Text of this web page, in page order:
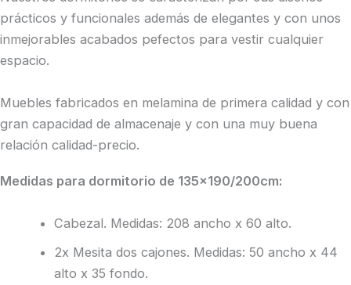
prácticos y funcionales además de elegantes y con unos
inmejorables acabados pefectos para vestir cualquier
espacio.
Muebles fabricados en melamina de primera calidad y con
gran capacidad de almacenaje y con una muy buena
relación calidad-precio.
Medidas para dormitorio de 135×190/200cm:
Cabezal. Medidas: 208 ancho x 60 alto.
2x Mesita dos cajones. Medidas: 50 ancho x 44
alto x 35 fondo.